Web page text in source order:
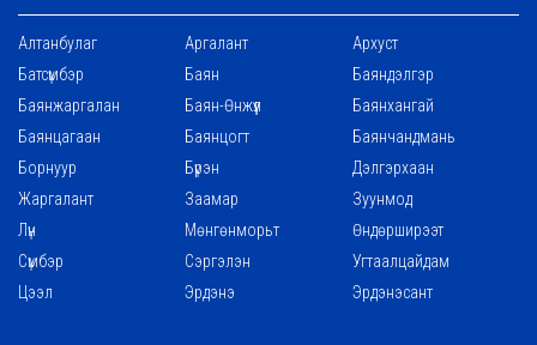
Алтанбулаг Аргалант
Архуст
Батсүмбэр
Баян
Баяндэлгэр
Баянжаргалан
Баян-Өнжүүл
Баянхангай
Баянцагаан
Баянцогт
Баянчандмань
Борнуур
Бүрэн
Дэлгэрхаан
Жаргалант
Заамар
Зуунмод
Лүн
Мөнгөнморьт
Өндөрширээт
Сүмбэр
Сэргэлэн
Угтаалцайдам
Цээл
Эрдэнэ Эрдэнэсант